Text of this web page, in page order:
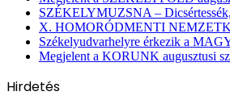
SZÉKELYMUZSNA –
X. HOMORÓDMENTI
Székelyudvarhelyre érkezik a
Megjelent a KORUNK augusztusi
Hirdetés